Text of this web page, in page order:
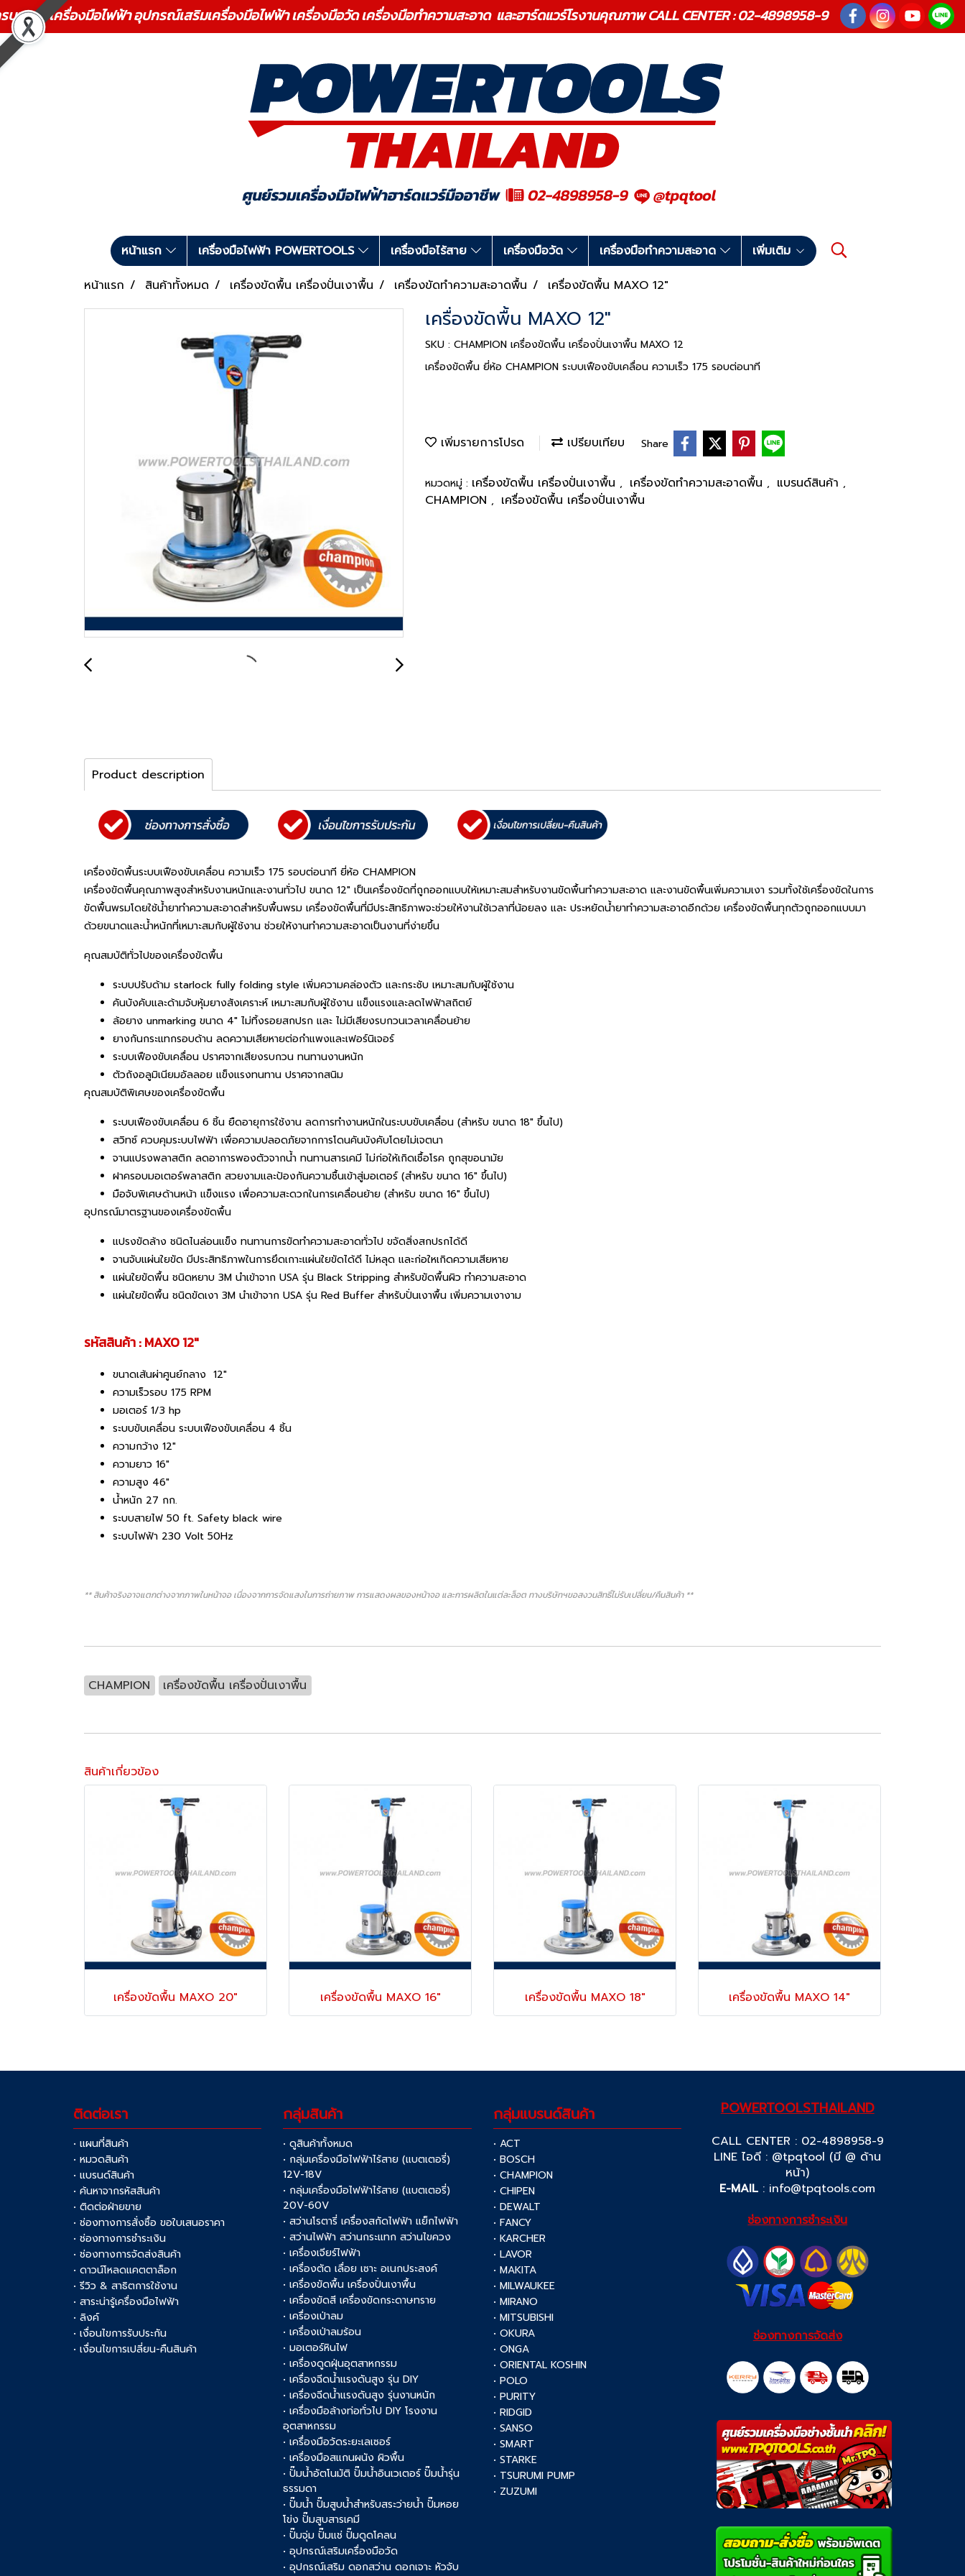
บวงจร เครื่องมือไฟฟ้า อุปกรณ์เสริมเครื่องมือไฟฟ้า เครื่องมือวัด เครื่องมือทำความสะอาด และฮาร์ดแวร์โรงานคุณภาพ CALL CENTER : 02-4898958-9
หน้าแรก เครื่องมือไฟฟ้า POWERTOOLS เครื่องมือไร้สาย เครื่องมือวัด เครื่องมือทำความสะอาด
เพิ่มเติม
หน้าแรก
สินค้าทั้งหมด เครื่องขัดพื้น เครื่องปั่นเงาพื้น เครื่องขัดทำความสะอาดพื้น เครื่องขัดพื้น MAXO 12"
เครื่องขัดพื้น MAXO 12"
SKU : CHAMPION เครื่องขัดพื้น เครื่องปั่นเงาพื้น MAXO 12
เครื่องขัดพื้น ยี่ห้อ CHAMPION ระบบเฟืองขับเคลื่อน ความเร็ว 175 รอบต่อนาที
เพิ่มรายการโปรด เปรียบเทียบ Share
หมวดหมู่ : เครื่องขัดพื้น เครื่องปั่นเงาพื้น , เครื่องขัดทำความสะอาดพื้น , แบรนด์สินค้า ,
CHAMPION , เครื่องขัดพื้น เครื่องปั่นเงาพื้น
Product description
เครื่องขัดพื้นระบบเฟืองขับเคลื่อน ความเร็ว 175 รอบต่อนาที ยี่ห้อ CHAMPION
เครื่องขัดพื้นคุณภาพสูงสำหรับงานหนักและงานทั่วไป ขนาด 12″ เป็นเครื่องขัดที่ถูกออกแบบให้เหมาะสมสำหรับงานขัดพื้นทำความสะอาด และงานขัดพื้นเพิ่มความเงา รวมทั้งใช้เครื่องขัดในการ
ขัดพื้นพรมโดยใช้น้ำยาทำความสะอาดสำหรับพื้นพรม เครื่องขัดพื้นที่มีประสิทธิภาพจะช่วยให้งานใช้เวลาที่น้อยลง และ ประหยัดน้ำยาทำความสะอาดอีกด้วย เครื่องขัดพื้นทุกตัวถูกออกแบบมา
ด้วยขนาดและน้ำหนักที่เหมาะสมกับผู้ใช้งาน ช่วยให้งานทำความสะอาดเป็นงานที่ง่ายขึ้น
คุณสมบัติทั่วไปของเครื่องขัดพื้น
ระบบปรับด้าม starlock fully folding style เพิ่มความคล่องตัว และกระชับ เหมาะสมกับผู้ใช้งาน
คันบังคับและด้ามจับหุ้มยางสังเคราะห์ เหมาะสมกับผู้ใช้งาน แข็งแรงและลดไฟฟ้าสถิตย์
ล้อยาง unmarking ขนาด 4″ ไม่ทิ้งรอยสกปรก และ ไม่มีเสียงรบกวนเวลาเคลื่อนย้าย
ยางกันกระแทกรอบด้าน ลดความเสียหายต่อกำแพงและเฟอร์นิเจอร์
ระบบเฟืองขับเคลื่อน ปราศจากเสียงรบกวน ทนทานงานหนัก
ตัวถังอลูมิเนียมอัลลอย แข็งแรงทนทาน ปราศจากสนิม
คุณสมบัติพิเศษของเครื่องขัดพื้น
ระบบเฟืองขับเคลื่อน 6 ชิ้น ยืดอายุการใช้งาน ลดการทำงานหนักในระบบขับเคลื่อน (สำหรับ ขนาด 18″ ขึ้นไป)
สวิทซ์ ควบคุมระบบไฟฟ้า เพื่อความปลอดภัยจากการโดนคันบังคับโดยไม่เจตนา
จานแปรงพลาสติก ลดอาการพองตัวจากน้ำ ทนทานสารเคมี ไม่ก่อให้เกิดเชื้อโรค ถูกสุขอนามัย
ฝาครอบมอเตอร์พลาสติก สวยงามและป้องกันความชื้นเข้าสู่มอเตอร์ (สำหรับ ขนาด 16″ ขึ้นไป)
มือจับพิเศษด้านหน้า แข็งแรง เพื่อความสะดวกในการเคลื่อนย้าย (สำหรับ ขนาด 16″ ขึ้นไป)
อุปกรณ์มาตรฐานของเครื่องขัดพื้น
แปรงขัดล้าง ชนิดไนล่อนแข็ง ทนทานการขัดทำความสะอาดทั่วไป ขจัดสิ่งสกปรกได้ดี
จานจับแผ่นใยขัด มีประสิทธิภาพในการยึดเกาะแผ่นใยขัดได้ดี ไม่หลุด และก่อใหเกิดความเสียหาย
แผ่นใยขัดพื้น ชนิดหยาบ 3M นำเข้าจาก USA รุ่น Black Stripping สำหรับขัดพื้นผิว ทำความสะอาด
แผ่นใยขัดพื้น ชนิดขัดเงา 3M นำเข้าจาก USA รุ่น Red Buffer สำหรับปั่นเงาพื้น เพิ่มความเงางาม
รหัสสินค้า : MAXO 12"
ขนาดเส้นผ่าศูนย์กลาง 12"
ความเร็วรอบ 175 RPM
มอเตอร์ 1/3 hp
ระบบขับเคลื่อน ระบบเฟืองขับเคลื่อน 4 ชิ้น
ความกว้าง 12"
ความยาว 16"
ความสูง 46"
น้ำหนัก 27 กก.
ระบบสายไฟ 50 ft. Safety black wire
ระบบไฟฟ้า 230 Volt 50Hz
** สินค้าจริงอาจแตกต่างจากภาพในหน้าจอ เนื่องจากการจัดแสงในการถ่ายภาพ การแสดงผลของหน้าจอ และการผลิตในแต่ละล็อต ทางบริษัทฯขอสงวนสิทธิ์ไม่รับเปลี่ยน/คืนสินค้า **
CHAMPION เครื่องขัดพื้น เครื่องปั่นเงาพื้น
สินค้าเกี่ยวข้อง
เครื่องขัดพื้น MAXO 20" เครื่องขัดพื้น MAXO 16" เครื่องขัดพื้น MAXO 18" เครื่องขัดพื้น MAXO 14"
ติดต่อเรา
• แผนที่สินค้า
• หมวดสินค้า
• แบรนด์สินค้า
• ค้นหาจากรหัสสินค้า
• ติดต่อฝ่ายขาย
• ช่องทางการสั่งซื้อ ขอใบเสนอราคา
• ช่องทางการชำระเงิน
• ช่องทางการจัดส่งสินค้า
• ดาวน์โหลดแคตตาล็อก
• รีวิว & สาธิตการใช้งาน
• สาระน่ารู้เครื่องมือไฟฟ้า
• ลิงค์
• เงื่อนไขการรับประกัน
• เงื่อนไขการเปลี่ยน-คืนสินค้า
กลุ่มสินค้า
• ดูสินค้าทั้งหมด
• กลุ่มเครื่องมือไฟฟ้าไร้สาย (แบตเตอรี่)
12V-18V
• กลุ่มเครื่องมือไฟฟ้าไร้สาย (แบตเตอรี่)
20V-60V
• สว่านโรตารี่ เครื่องสกัดไฟฟ้า แย็กไฟฟ้า
• สว่านไฟฟ้า สว่านกระแทก สว่านไขควง
• เครื่องเจียร์ไฟฟ้า
• เครื่องตัด เลื่อย เซาะ อเนกประสงค์
• เครื่องขัดพื้น เครื่องปั่นเงาพื้น
• เครื่องขัดสี เครื่องขัดกระดาษทราย
• เครื่องเป่าลม
• เครื่องเป่าลมร้อน
• มอเตอร์หินไฟ
• เครื่องดูดฝุ่นอุตสาหกรรม
• เครื่องฉีดน้ำแรงดันสูง รุ่น DIY
• เครื่องฉีดน้ำแรงดันสูง รุ่นงานหนัก
• เครื่องมือล้างท่อทั่วไป DIY โรงงาน
อุตสาหกรรม
• เครื่องมือวัดระยะเลเซอร์
• เครื่องมือสแกนผนัง ผิวพื้น
• ปั๊มน้ำอัตโนมัติ ปั๊มน้ำอินเวเตอร์ ปั๊มน้ำรุ่น
ธรรมดา
• ปั๊มน้ำ ปั๊มสูบน้ำสำหรับสระว่ายน้ำ ปั๊มหอย
โข่ง ปั๊มสูบสารเคมี
• ปั๊มจุ่ม ปั๊มแช่ ปั๊มดูดโคลน
• อุปกรณ์เสริมเครื่องมือวัด
• อุปกรณ์เสริม ดอกสว่าน ดอกเจาะ หัวจับ
กลุ่มแบรนด์สินค้า
• ACT
• BOSCH
• CHAMPION
• CHIPEN
• DEWALT
• FANCY
• KARCHER
• LAVOR
• MAKITA
• MILWAUKEE
• MIRANO
• MITSUBISHI
• OKURA
• ONGA
• ORIENTAL KOSHIN
• POLO
• PURITY
• RIDGID
• SANSO
• SMART
• STARKE
• TSURUMI PUMP
• ZUZUMI
POWERTOOLSTHAILAND
CALL CENTER : 02-4898958-9
LINE ไอดี : @tpqtool (มี @ ด้าน
หน้า)
E-MAIL : info@tpqtools.com
ช่องทางการชำระเงิน
ช่องทางการจัดส่ง